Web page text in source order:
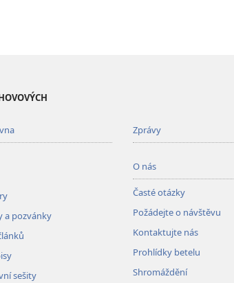
a pozvánky
sešity
Zprávy
O nás
Časté otázky
Požádejte o návštěvu
Kontaktujte nás
Prohlídky betelu
Shromáždění